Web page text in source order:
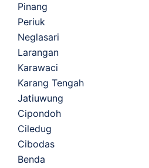
Pinang
Periuk
Neglasari
Larangan
Karawaci
Karang Tengah
Jatiuwung
Cipondoh
Ciledug
Cibodas
Benda